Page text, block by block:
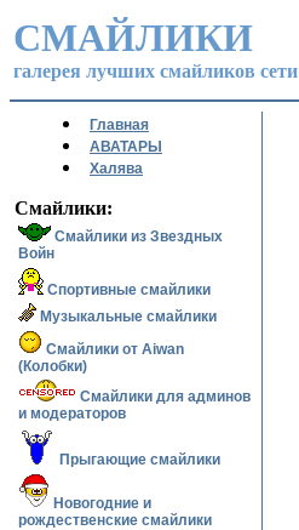
СМАЙЛИКИ
галерея лучших смайликов сети
Главная
АВАТАРЫ
Халява
Смайлики:
Смайлики из Звездных
Войн
Спортивные смайлики
Музыкальные смайлики
Смайлики от Aiwan
(Колобки)
Смайлики для админов
и модераторов
Прыгающие смайлики
Новогодние и
рождественские смайлики